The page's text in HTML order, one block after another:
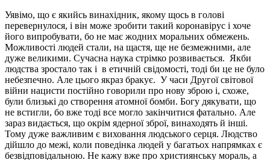
Уявімо, що є якийсь винахідник, якому щось в голові
перевернулося, і він може зробити такий коронавірус і хоче
його випробувати, бо не має жодних моральних обмежень.
Можливості людей стали, на щастя, ще не безмежними, але
дуже великими. Сучасна наука стрімко розвивається. Якби
людства зростало так і в етичній свідомості, тоді би це не було
небезпечно. Але цього якраз бракує. У часи Другої світової
війни нацисти постійно говорили про нову зброю і, схоже,
були близькі до створення атомної бомби. Богу дякувати, що
не встигли, бо вже тоді все могло закінчитися фатально. Але
зараз видається, що окрім ядерної зброї, винаходять й інші.
Тому дуже важливим є виховання людського серця. Людство
дійшло до межі, коли поведінка людей у багатьох напрямках є
безвідповідальною. Не кажу вже про християнську мораль, а